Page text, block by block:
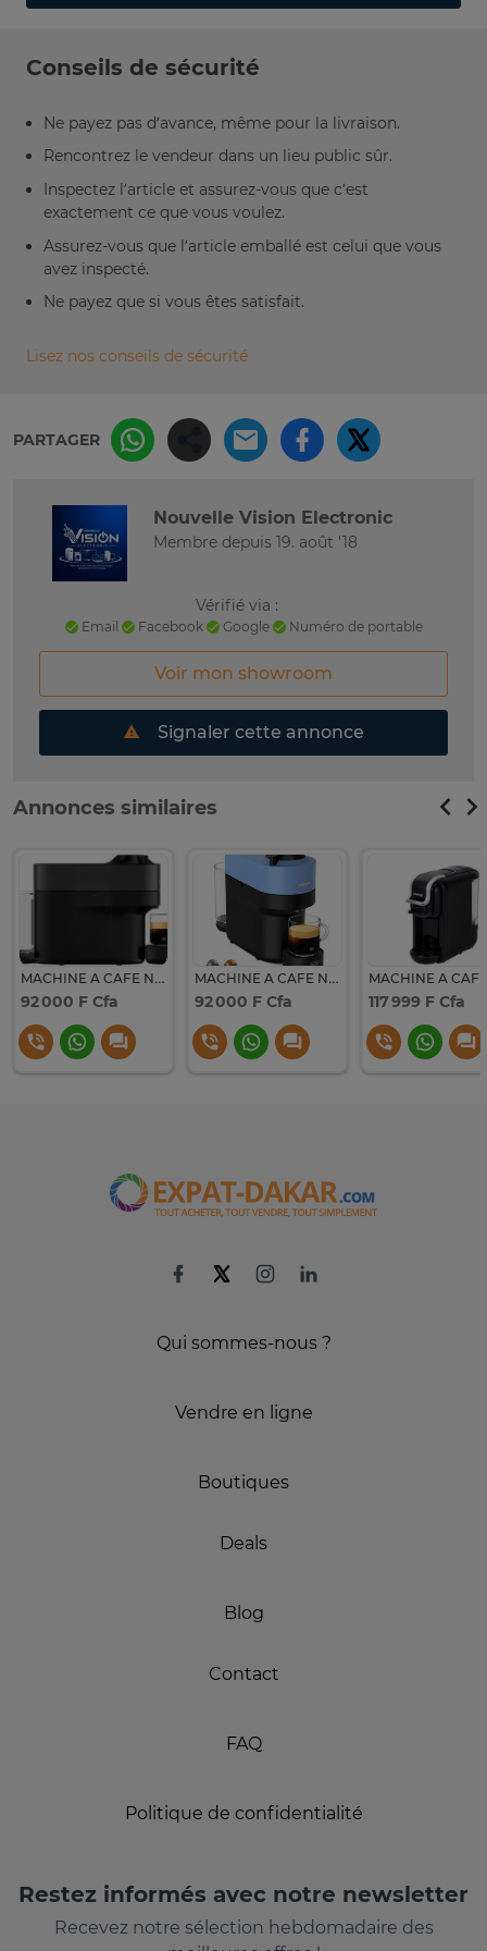
Conseils de sécurité
Ne payez pas d’avance, même pour la livraison.
Rencontrez le vendeur dans un lieu public sûr.
Inspectez l’article et assurez-vous que c’est
exactement ce que vous voulez.
Assurez-vous que l’article emballé est celui que vous
avez inspecté.
Ne payez que si vous êtes satisfait.
Lisez nos conseils de sécurité
PARTAGER
Nouvelle Vision Electronic
Membre depuis 19. août '18
Vérifié via :
Email Facebook Google Numéro de portable
Voir mon showroom
Signaler cette annonce
Annonces similaires
MACHINE A CAFE NESPRESSO DELONGHI VERTUO NOIR ENV90B
92 000 F Cfa
MACHINE A CAFE NESPRESSO DELONGHI VERTUO BLEU ENV90A
92 000 F Cfa 117 999 F Cfa
Qui sommes-nous ?
Vendre en ligne
Boutiques
Deals
Blog
Contact
FAQ
Politique de confidentialité
Restez informés avec notre newsletter
Recevez notre sélection hebdomadaire des